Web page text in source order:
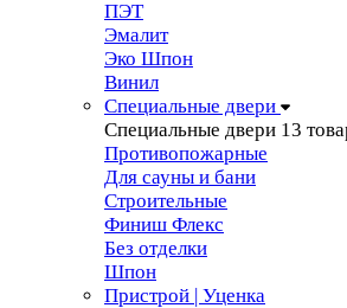
ПЭТ
Эмалит
Эко Шпон
Винил
Специальные двери
Специальные двери 13
Противопожарные
Для сауны и бани
Строительные
Финиш Флекс
Без отделки
Шпон
Пристрой | Уценка